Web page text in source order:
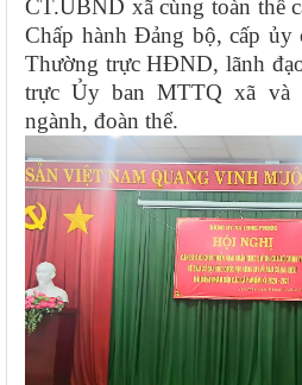
CT.UBND xã cùng toàn thể
Chấp hành Đảng bộ, cấp ủy
Thường trực HĐND, lãnh
trực Ủy ban MTTQ xã và
ngành, đoàn thể.